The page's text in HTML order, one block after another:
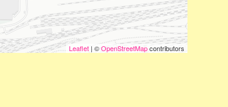
Leaflet| ©OpenStreetMapcontributors